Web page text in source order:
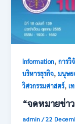
Information,การวิ
บริหารธุรกิจ,มนุษย
วิศวกรรมศาสตร์,เ
“จดหมายข่
admin/22